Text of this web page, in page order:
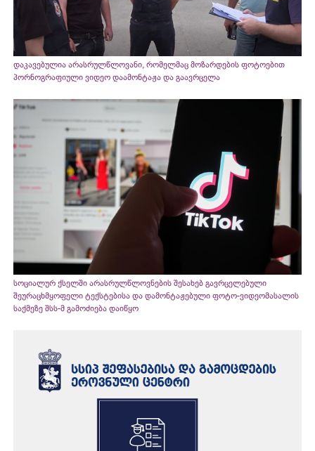
დაკავებულია არასრულწლოვანი, რომელმაც მოზარდების ფოტოებით
პორნოგრაფიული ვიდეო დაამონტაჟა და გაავრცელა
სოციალურ ქსელში არასრულწლოვნების შესახებ გავრცელებული
შეურაცხმყოფელი ტექსტებისა და დამონტაჟებული ფოტო-ვიდეომასალის
საქმეზე შსს-მ გამოძიება დაიწყო